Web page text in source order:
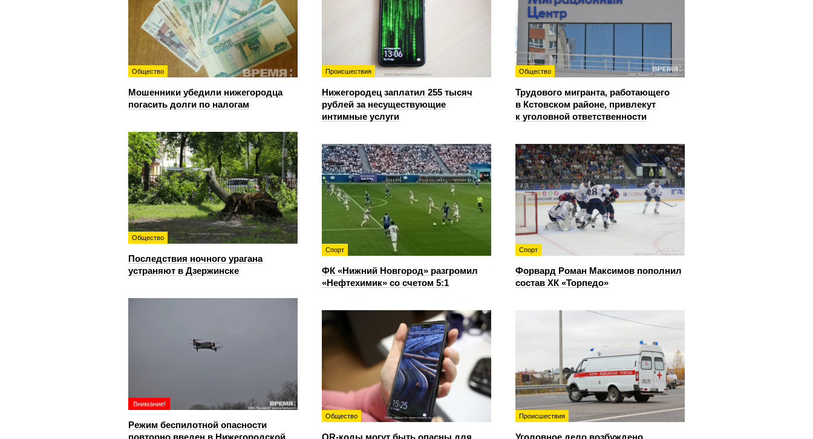
Общество
Мошенники убедили нижегородца
погасить долги по налогам
Происшествия
Нижегородец заплатил 255 тысяч
рублей за несуществующие
интимные услуги
Общество
Трудового мигранта, работающего
в Кстовском районе, привлекут
к уголовной ответственности
Общество
Последствия ночного урагана
устраняют в Дзержинске
Спорт
ФК «Нижний Новгород» разгромил
«Нефтехимик» со счетом 5:1
Спорт
Форвард Роман Максимов пополнил
состав ХК «Торпедо»
Внимание!
Режим беспилотной опасности
повторно введен в Нижегородской
Общество
QR-коды могут быть опасны для
Происшествия
Уголовное дело возбуждено